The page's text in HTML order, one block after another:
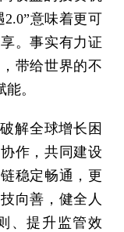
意味着更可
。事实有力证
带给世界的不
。
解全球增长困
作，共同建设
稳定畅通，更
向善，健全人
、提升监管效